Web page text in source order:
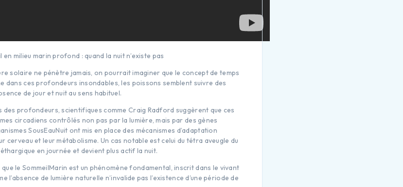
milieu marin profond : quand la nuit n’existe pas
solaire ne pénètre jamais, on pourrait imaginer que le concept de temps
dans ces profondeurs insondables, les poissons semblent suivre des
de jour et nuit au sens habituel.
des profondeurs, scientifiques comme Craig Radford suggèrent que ces
circadiens contrôlés non pas par la lumière, mais par des gènes
SousEauNuit ont mis en place des mécanismes d’adaptation
cerveau et leur métabolisme. Un cas notable est celui du tétra aveugle du
en journée et devient plus actif la nuit.
le SommeilMarin est un phénomène fondamental, inscrit dans le vivant
l’absence de lumière naturelle n’invalide pas l’existence d’une période de